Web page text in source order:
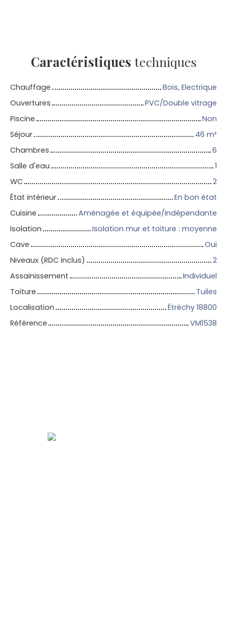
Caractéristiques techniques
Chauffage
Bois, Electrique
Ouvertures
PVC/Double vitrage
Piscine
Non
Séjour
46 m²
Chambres
6
Salle d'eau
1
WC
2
État intérieur
En bon état
Cuisine
Aménagée et équipée/Indépendante
Isolation
Isolation mur et toiture : moyenne
Cave
Oui
Niveaux (RDC inclus)
2
Assainissement
Individuel
Toiture
Tuiles
Localisation
Étréchy 18800
Référence
VM1538